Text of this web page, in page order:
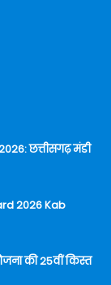
छत्तीसगढ़ मंडी
2026 Kab
की 25वीं किस्त